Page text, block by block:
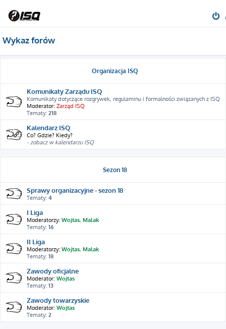
Wykaz forów
Organizacja ISQ
Komunikaty Zarządu ISQ
Komunikaty dotyczące rozgrywek, regulaminu i formalności związanych z ISQ
Moderator: Zarząd ISQ
Tematy: 218
Kalendarz ISQ
Co? Gdzie? Kiedy?
- zobacz w kalendarzu ISQ
Sezon 18
Sprawy organizacyjne - sezon 18
Tematy: 4
I Liga
Moderatorzy: Wojtas, Malak
Tematy: 16
II Liga
Moderatorzy: Wojtas, Malak
Tematy: 18
Zawody oficjalne
Moderator: Wojtas
Tematy: 13
Zawody towarzyskie
Moderator: Wojtas
Tematy: 2